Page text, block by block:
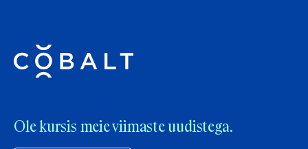
Ole kursis meie viimaste uudistega.